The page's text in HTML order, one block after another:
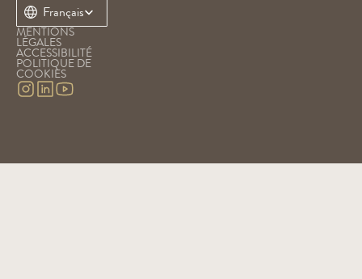
Select Language
Français
MENTIONS
LÉGALES
ACCESSIBILITÉ
POLITIQUE DE
COOKIES